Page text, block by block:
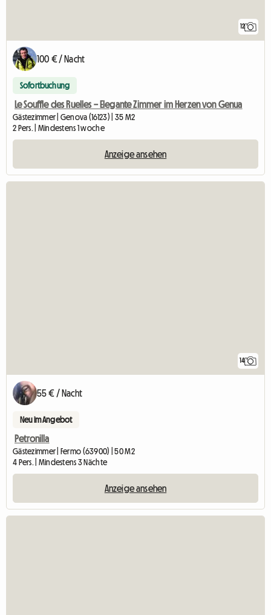
12
100 € / Nacht
Sofortbuchung
Le Souffle des Ruelles – Elegante Zimmer im Herzen von Genua
Gästezimmer | Genova (16123) | 35 M2
2 Pers. | Mindestens 1 woche
Anzeige ansehen
14
55 € / Nacht
Neu im Angebot
Petronilla
Gästezimmer | Fermo (63900) | 50 M2
4 Pers. | Mindestens 3 Nächte
Anzeige ansehen